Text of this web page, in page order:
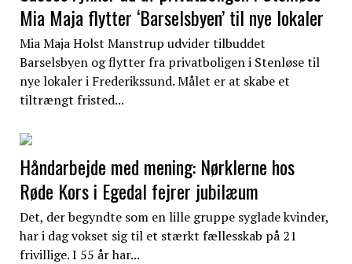
Mia Maja flytter ‘Barselsbyen’ til nye lokaler
Mia Maja Holst Manstrup udvider tilbuddet
Barselsbyen og flytter fra privatboligen i Stenløse til
nye lokaler i Frederikssund. Målet er at skabe et
tiltrængt fristed...
Håndarbejde med mening: Nørklerne hos
Røde Kors i Egedal fejrer jubilæum
Det, der begyndte som en lille gruppe syglade kvinder,
har i dag vokset sig til et stærkt fællesskab på 21
frivillige. I 55 år har...